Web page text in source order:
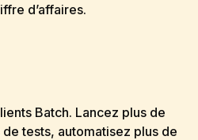
d’affaires.
Batch. Lancez plus de
tests, automatisez plus de